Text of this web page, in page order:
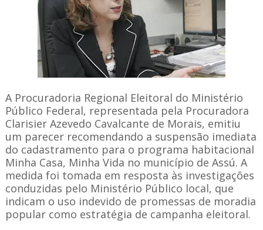
A Procuradoria Regional Eleitoral do Ministério
Público Federal, representada pela Procuradora
Clarisier Azevedo Cavalcante de Morais, emitiu
um parecer recomendando a suspensão imediata
do cadastramento para o programa habitacional
Minha Casa, Minha Vida no município de Assú. A
medida foi tomada em resposta às investigações
conduzidas pelo Ministério Público local, que
indicam o uso indevido de promessas de moradia
popular como estratégia de campanha eleitoral.